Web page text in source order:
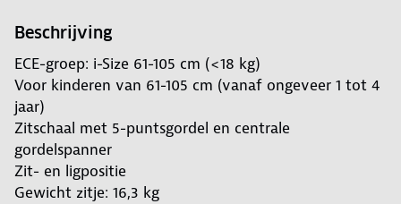
Beschrijving
ECE-groep: i-Size 61-105 cm (<18 kg)
Voor kinderen van 61-105 cm (vanaf ongeveer 1 tot 4
jaar)
Zitschaal met 5-puntsgordel en centrale
gordelspanner
Zit- en ligpositie
Gewicht zitje: 16,3 kg